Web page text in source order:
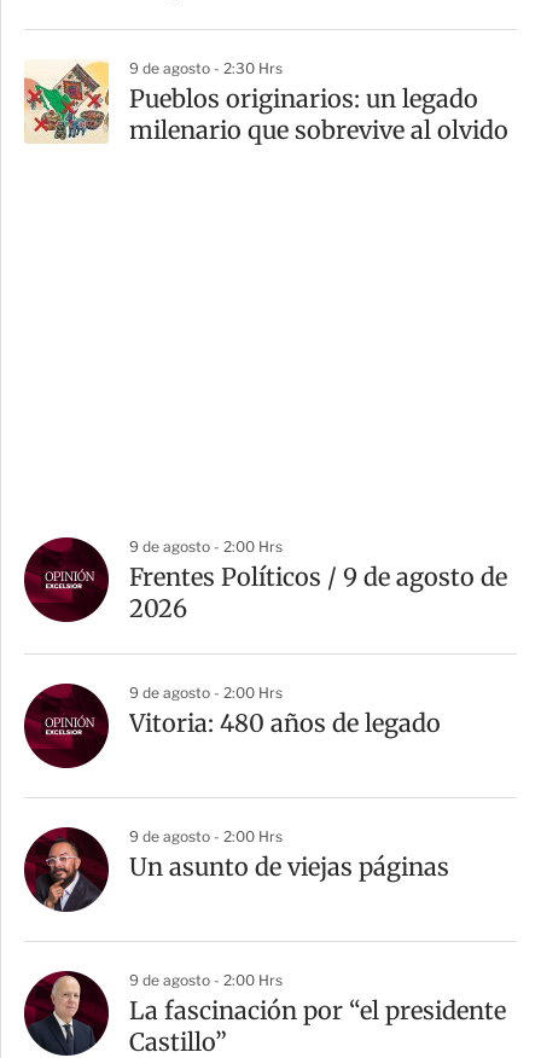
9 de agosto - 2:30 Hrs
Pueblos originarios: un legado
milenario que sobrevive al olvido
9 de agosto - 2:00 Hrs
Frentes Políticos / 9 de agosto de
2026
9 de agosto - 2:00 Hrs
Vitoria: 480 años de legado
9 de agosto - 2:00 Hrs
Un asunto de viejas páginas
9 de agosto - 2:00 Hrs
La fascinación por “el presidente
Castillo”